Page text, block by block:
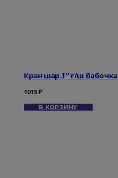
Кран шар.1" г/ш бабочка
1015₽
В КОРЗИНУ